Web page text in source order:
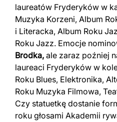
laureatów Fryderyków w
Muzyka Korzeni, Album
i Literacka, Album Roku
Roku Jazz. Emocje
Brodka, ale zaraz poźniej
laureaci Fryderyków w
Roku Blues, Elektronika,
Roku Muzyka Filmowa,
Czy statuetkę dostanie
roku głosami Akademii